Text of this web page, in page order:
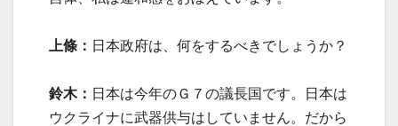
上條： 日本政府は、何をするべきでしょうか？
鈴木： 日本は今年のＧ７の議長国です。日本は
ウクライナに武器供与はしていません。だから